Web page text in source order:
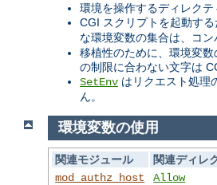
環境を操作するディレク
CGI スクリプトを起動する
な環境変数の集合は、コン
移植性のために、環境変
の制限に合わない文字は
SetEnv はリクエスト処理
ん。
環境変数の使用
関連モジュール
関連ディレ
mod_authz_host
Allow